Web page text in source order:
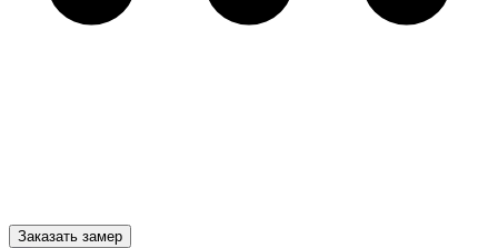
Заказать замер